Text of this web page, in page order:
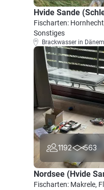
Hvide Sande
Fischarten:
Sonstiges
Brackwasser in
1192 563
Nordsee (Hvide
Fischarten: Makrele,